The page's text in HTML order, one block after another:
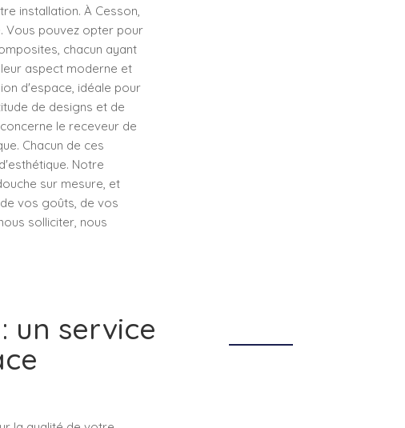
installation. À Cesson,
Vous pouvez opter pour
chacun ayant
aspect moderne et
d'espace, idéale pour
de designs et de
le receveur de
Chacun de ces
Notre
sur mesure, et
vos goûts, de vos
solliciter, nous
un service